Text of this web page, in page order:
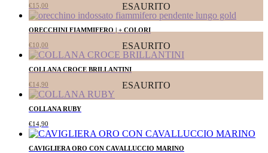
ESAURITO
€15,00
ESAURITO
ORECCHINI FIAMMIFERO | + COLORI
€10,00
ESAURITO
COLLANA CROCE BRILLANTINI
€14,90
COLLANA RUBY
€14,90
CAVIGLIERA ORO CON CAVALLUCCIO MARINO